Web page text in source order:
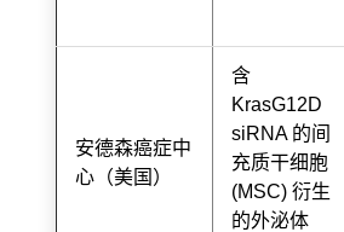
安德森癌症中
心（美国）
含
KrasG12D
siRNA 的间
充质干细胞
(MSC) 衍生
的外泌体